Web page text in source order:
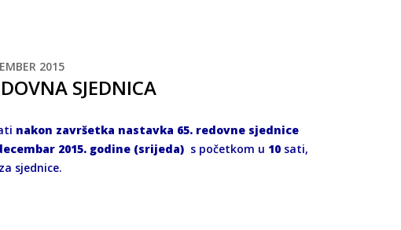
2015
SJEDNICA
nakon završetka nastavka 65. redovne sjednice
2015. godine (srijeda) s početkom u 10 sati,
sjednice.